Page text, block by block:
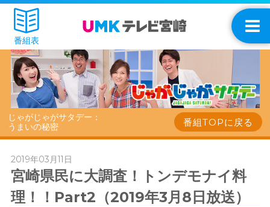
番組表
じゃがじゃがサタデー：
うまいの秘密
番組TOPに戻る
2019年03月11日
宮崎県民に大調査！トンデモナイ料
理！！Part2（2019年3月8日放送）